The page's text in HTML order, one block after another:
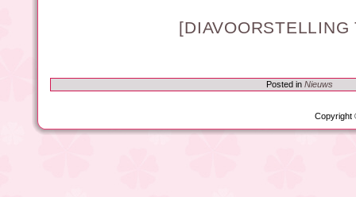
[DIAVOORSTELLING
Posted in Nieuws
Copyright